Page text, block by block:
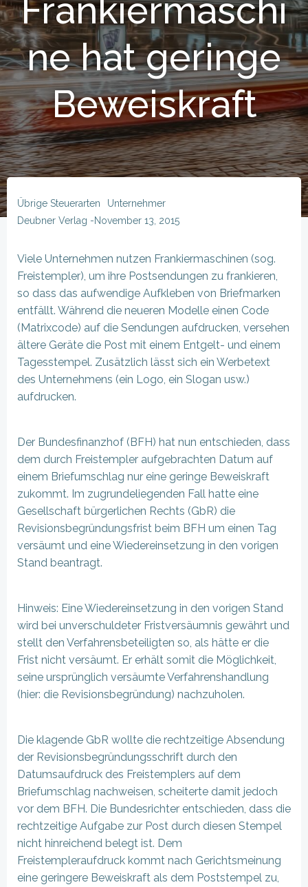
Frankiermaschi
ne hat geringe
Beweiskraft
Übrige Steuerarten
Unternehmer
Deubner Verlag -November 13, 2015
Viele Unternehmen nutzen Frankiermaschinen (sog.
Freistempler), um ihre Postsendungen zu frankieren,
so dass das aufwendige Aufkleben von Briefmarken
entfällt. Während die neueren Modelle einen Code
(Matrixcode) auf die Sendungen aufdrucken, versehen
ältere Geräte die Post mit einem Entgelt- und einem
Tagesstempel. Zusätzlich lässt sich ein Werbetext
des Unternehmens (ein Logo, ein Slogan usw.)
aufdrucken.
Der Bundesfinanzhof (BFH) hat nun entschieden, dass
dem durch Freistempler aufgebrachten Datum auf
einem Briefumschlag nur eine geringe Beweiskraft
zukommt. Im zugrundeliegenden Fall hatte eine
Gesellschaft bürgerlichen Rechts (GbR) die
Revisionsbegründungsfrist beim BFH um einen Tag
versäumt und eine Wiedereinsetzung in den vorigen
Stand beantragt.
Hinweis: Eine Wiedereinsetzung in den vorigen Stand
wird bei unverschuldeter Fristversäumnis gewährt und
stellt den Verfahrensbeteiligten so, als hätte er die
Frist nicht versäumt. Er erhält somit die Möglichkeit,
seine ursprünglich versäumte Verfahrenshandlung
(hier: die Revisionsbegründung) nachzuholen.
Die klagende GbR wollte die rechtzeitige Absendung
der Revisionsbegründungsschrift durch den
Datumsaufdruck des Freistemplers auf dem
Briefumschlag nachweisen, scheiterte damit jedoch
vor dem BFH. Die Bundesrichter entschieden, dass die
rechtzeitige Aufgabe zur Post durch diesen Stempel
nicht hinreichend belegt ist. Dem
Freistempleraufdruck kommt nach Gerichtsmeinung
eine geringere Beweiskraft als dem Poststempel zu,